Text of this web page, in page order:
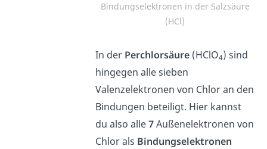
Bindungselektronen in der Salzsäure
(HCl)
In der Perchlorsäure(HClO4) sind
hingegen alle sieben
Valenzelektronen von Chlor an den
Bindungen beteiligt. Hier kannst
du also alle7Außenelektronen von
Chlor als Bindungselektronen